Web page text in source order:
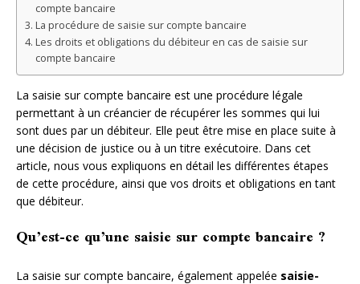
compte bancaire
La procédure de saisie sur compte bancaire
Les droits et obligations du débiteur en cas de saisie sur
compte bancaire
La saisie sur compte bancaire est une procédure légale
permettant à un créancier de récupérer les sommes qui lui
sont dues par un débiteur. Elle peut être mise en place suite à
une décision de justice ou à un titre exécutoire. Dans cet
article, nous vous expliquons en détail les différentes étapes
de cette procédure, ainsi que vos droits et obligations en tant
que débiteur.
Qu’est-ce qu’une saisie sur compte bancaire ?
La saisie sur compte bancaire, également appelée saisie-